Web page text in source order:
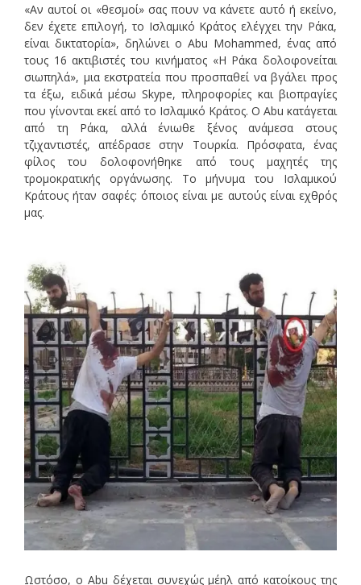
«Αν αυτοί οι «θεσμοί» σας πουν να κάνετε αυτό ή εκείνο,
δεν έχετε επιλογή, το Ισλαμικό Κράτος ελέγχει την Ράκα,
είναι δικτατορία», δηλώνει ο Abu Mohammed, ένας από
τους 16 ακτιβιστές του κινήματος «Η Ράκα δολοφονείται
σιωπηλά», μια εκστρατεία που προσπαθεί να βγάλει προς
τα έξω, ειδικά μέσω Skype, πληροφορίες και βιοπραγίες
που γίνονται εκεί από το Ισλαμικό Κράτος. Ο Abu κατάγεται
από τη Ράκα, αλλά ένιωθε ξένος ανάμεσα στους
τζιχαντιστές, απέδρασε στην Τουρκία. Πρόσφατα, ένας
φίλος του δολοφονήθηκε από τους μαχητές της
τρομοκρατικής οργάνωσης. Το μήνυμα του Ισλαμικού
Κράτους ήταν σαφές: όποιος είναι με αυτούς είναι εχθρός
μας.
Ωστόσο, ο Abu δέχεται συνεχώς μέηλ από κατοίκους της